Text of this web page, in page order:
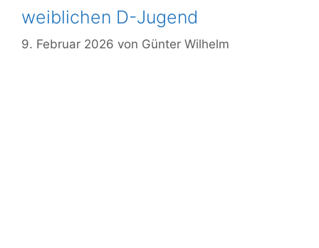
weiblichen D-Jugend
9. Februar 2026 von Günter Wilhelm